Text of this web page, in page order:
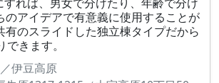
のアイデアで有意義に使用することが
有のスライドした独立棟タイプだから
きます。
伊豆高原